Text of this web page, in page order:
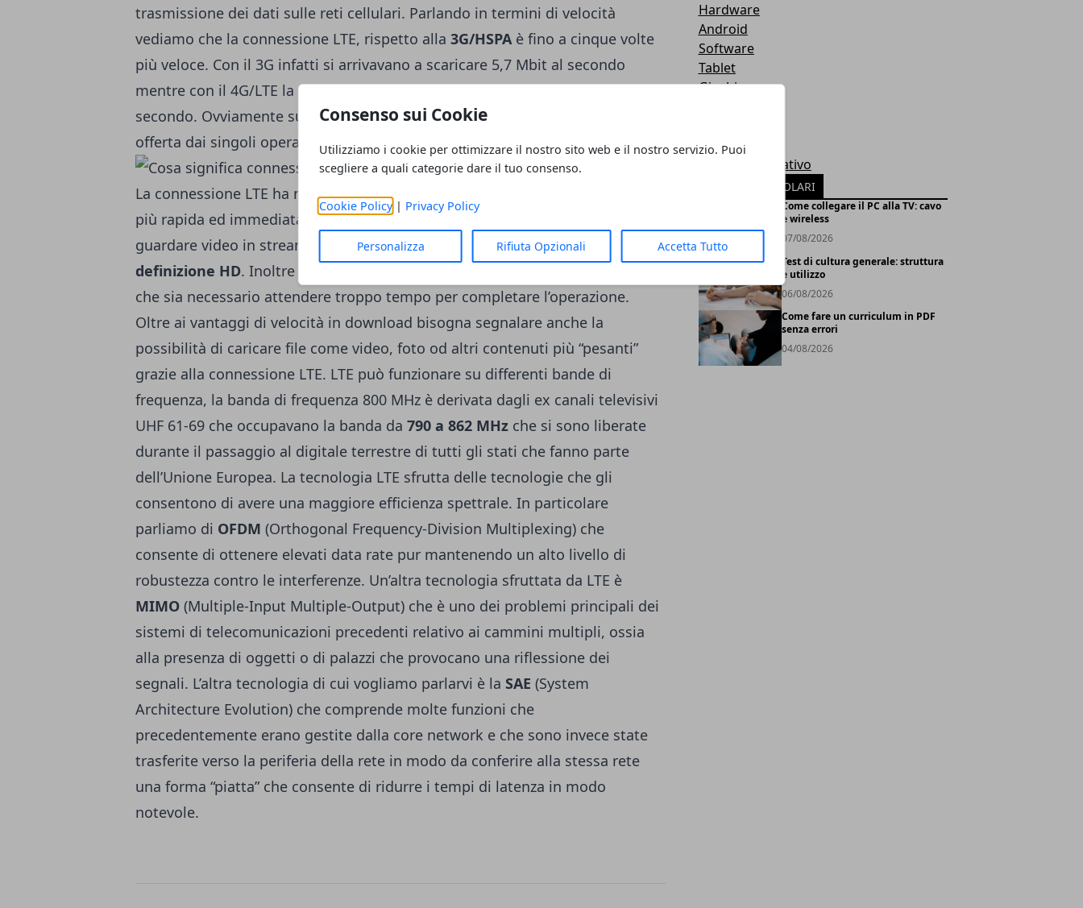
Consenso sui Cookie
Utilizziamo i cookie per ottimizzare il nostro sito web e il nostro servizio. Puoi
scegliere a quali categorie dare il tuo consenso.
Cookie Policy| Privacy Policy
Personalizza Rifiuta Opzionali Accetta Tutto
trasmissione dei dati sulle reti cellulari. Parlando in termini di velocità
vediamo che la connessione LTE, rispetto alla 3G/HSPAè fino a cinque volte
più veloce. Con il 3G infatti si arrivavano a scaricare 5,7 Mbit al secondo
mentre con il 4G/LTE la velocità di download massima è di 100 Mbit al
secondo. Ovviamente sulla velocità effettiva incide la capacità della rete
offerta dai singoli operatori telefonici.
La connessione LTE ha numerosi vantaggi, ad oggi è infatti la connessione
più rapida ed immediata, senza interruzioni. Questo sistema consente di
guardare video in streaming senza tempi di attesa, anche in alta
definizione HD. Inoltre consente di scaricare file di grandi dimensioni senza
che sia necessario attendere troppo tempo per completare l’operazione.
Oltre ai vantaggi di velocità in download bisogna segnalare anche la
possibilità di caricare file come video, foto od altri contenuti più “pesanti”
grazie alla connessione LTE. LTE può funzionare su differenti bande di
frequenza, la banda di frequenza 800 MHz è derivata dagli ex canali televisivi
UHF 61-69 che occupavano la banda da 790 a 862 MHz che si sono liberate
durante il passaggio al digitale terrestre di tutti gli stati che fanno parte
dell’Unione Europea. La tecnologia LTE sfrutta delle tecnologie che gli
consentono di avere una maggiore efficienza spettrale. In particolare
parliamo di OFDM (Orthogonal Frequency-Division Multiplexing) che
consente di ottenere elevati data rate pur mantenendo un alto livello di
robustezza contro le interferenze. Un’altra tecnologia sfruttata da LTE è
MIMO (Multiple-Input Multiple-Output) che è uno dei problemi principali dei
sistemi di telecomunicazioni precedenti relativo ai cammini multipli, ossia
alla presenza di oggetti o di palazzi che provocano una riflessione dei
segnali. L’altra tecnologia di cui vogliamo parlarvi è la SAE (System
Architecture Evolution) che comprende molte funzioni che
precedentemente erano gestite dalla core network e che sono invece state
trasferite verso la periferia della rete in modo da conferire alla stessa rete
una forma “piatta” che consente di ridurre i tempi di latenza in modo
notevole.
Hardware
Android
Software
Tablet
Giochi
Microsoft
Sistema Operativo
ARTICOLI POPOLARI
Come collegare il PC alla TV: cavo
e wireless
07/08/2026
Test di cultura generale: struttura
e utilizzo
06/08/2026
Come fare un curriculum in PDF
senza errori
04/08/2026